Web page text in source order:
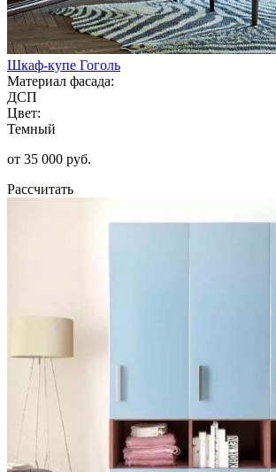
Шкаф-купе Гоголь
Материал фасада:
ДСП
Цвет:
Темный
от 35 000 руб.
Рассчитать